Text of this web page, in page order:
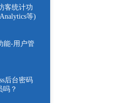
客统计功
等)
能-用户管
后台密码
吗？